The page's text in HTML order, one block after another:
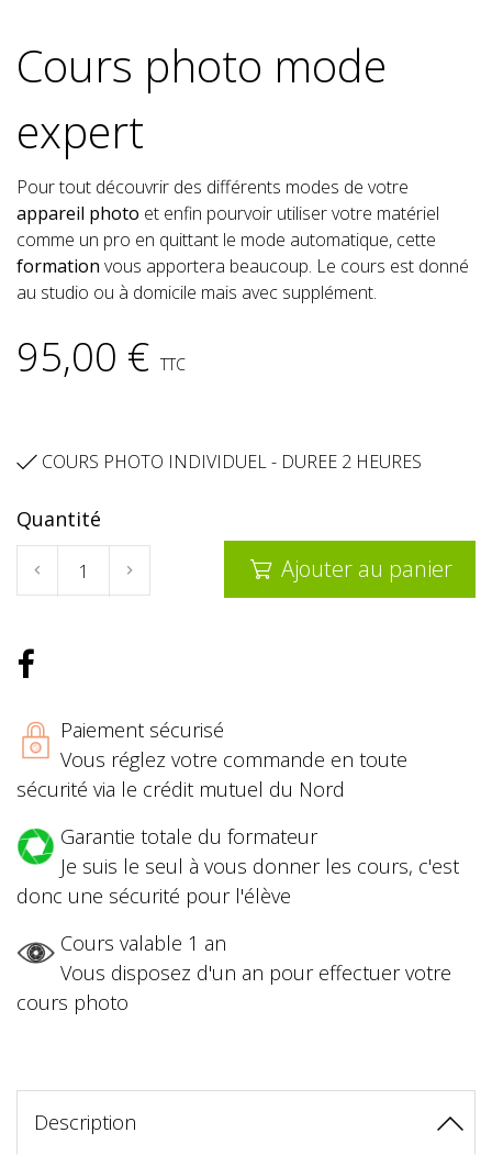
Cours photo mode
expert
Pour tout découvrir des différents modes de votre
appareil photo et enfin pourvoir utiliser votre matériel
comme un pro en quittant le mode automatique, cette
formation vous apportera beaucoup. Le cours est donné
au studio ou à domicile mais avec supplément.
95,00 € TTC
 COURS PHOTO INDIVIDUEL - DUREE 2 HEURES
Quantité
 Ajouter au panier
Paiement sécurisé
Vous réglez votre commande en toute
sécurité via le crédit mutuel du Nord
Garantie totale du formateur
Je suis le seul à vous donner les cours, c'est
donc une sécurité pour l'élève
Cours valable 1 an
Vous disposez d'un an pour effectuer votre
cours photo
Description